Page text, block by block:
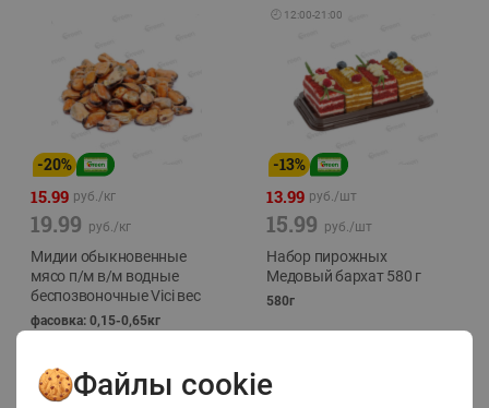
-20%
15.99 руб./кг
19.99 руб./кг
Мидии обыкновенные
мясо п/м в/м водные
беспозвоночные Vici вес
фасовка: 0,15-0,65кг
🕘 12:00-21:00
-13%
13.99 руб./шт
15.99 руб./шт
Набор пирожных
Медовый бархат 580 г
580г
Файлы cookie